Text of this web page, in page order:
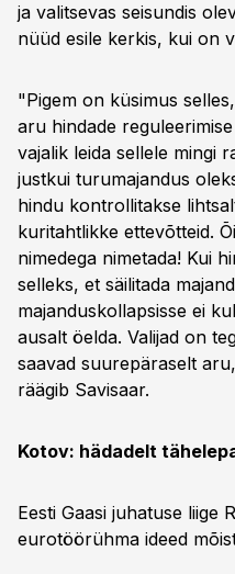
ja valitsevas seisundis
nüüd esile kerkis, kui on
"Pigem on küsimus
aru hindade
vajalik leida sellele mingi
justkui turumajandus
hindu kontrollitakse
kuritahtlikke ettevõtteid.
nimedega nimetada! Kui
selleks, et säilitada
majanduskollapsisse ei
ausalt öelda. Valijad on
saavad suurepäraselt
räägib Savisaar.
Kotov: hädadelt
Eesti Gaasi juhatuse liige
eurotöörühma ideed